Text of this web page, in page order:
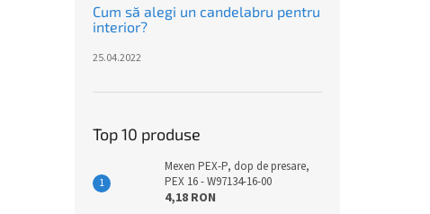
Cum să alegi un candelabru pentru
interior?
25.04.2022
Top 10 produse
Mexen PEX-P, dop de presare,
PEX 16 - W97134-16-00
4,18 RON